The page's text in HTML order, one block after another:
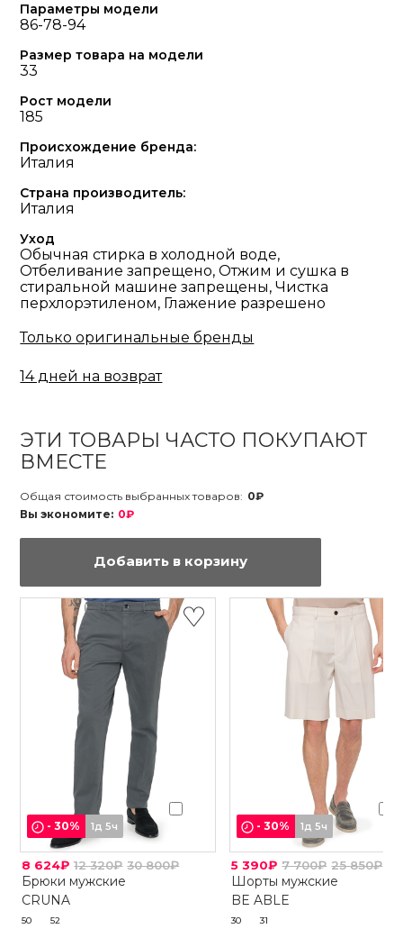
Параметры модели
86-78-94
Размер товара на модели
33
Рост модели
185
Происхождение бренда:
Италия
Страна производитель:
Италия
Уход
Обычная стирка в холодной воде,
Отбеливание запрещено, Отжим и сушка в
стиральной машине запрещены, Чистка
перхлорэтиленом, Глажение разрешено
Только оригинальные бренды
14 дней на возврат
ЭТИ ТОВАРЫ ЧАСТО ПОКУПАЮТ
ВМЕСТЕ
Общая стоимость выбранных товаров: 0₽
Вы экономите: 0₽
Добавить в корзину
-30% 1д 5ч
8 624₽ 12 320₽ 30 800₽
Брюки мужские
CRUNA
50 52
-30% 1д 5ч
5 390₽ 7 700₽ 25 850₽
Шорты мужские
BE ABLE
30 31